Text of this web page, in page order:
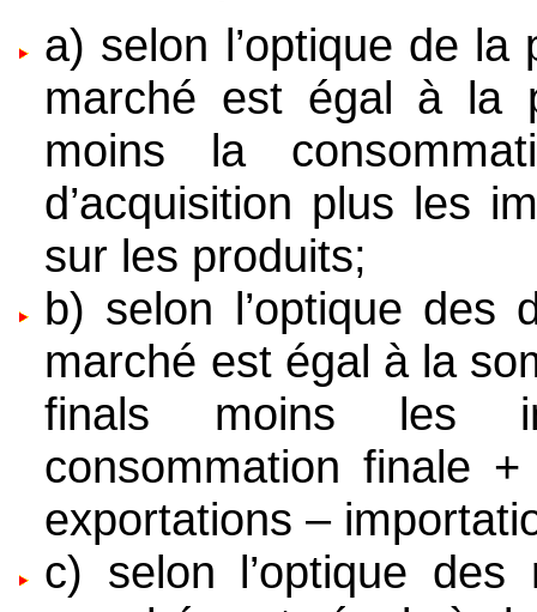
a) selon l’optique de
marché est égal à la
moins la
d’acquisition plus les
sur les produits;
b) selon l’optique des
marché est égal à la
finals moins les
consommation finale
exportations –
c) selon l’optique